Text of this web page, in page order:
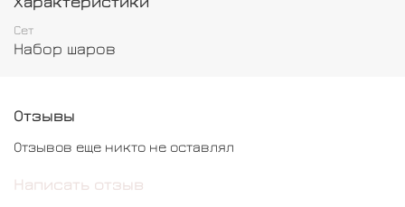
Шар хром - 3 шт
Шар обычный - 4 шт
Сет
Набор шаров
Отзывы
Отзывов еще никто не оставлял
Написать отзыв